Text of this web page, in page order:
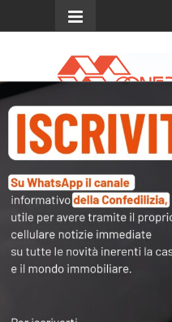
Menu
Ris.
recupero)
soli utenti